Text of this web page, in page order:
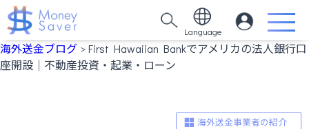
Language
海外送金ブログ > First Hawaiian Bankでアメリカの法人銀行口
座開設｜不動産投資・起業・ローン
海外送金事業者の紹介